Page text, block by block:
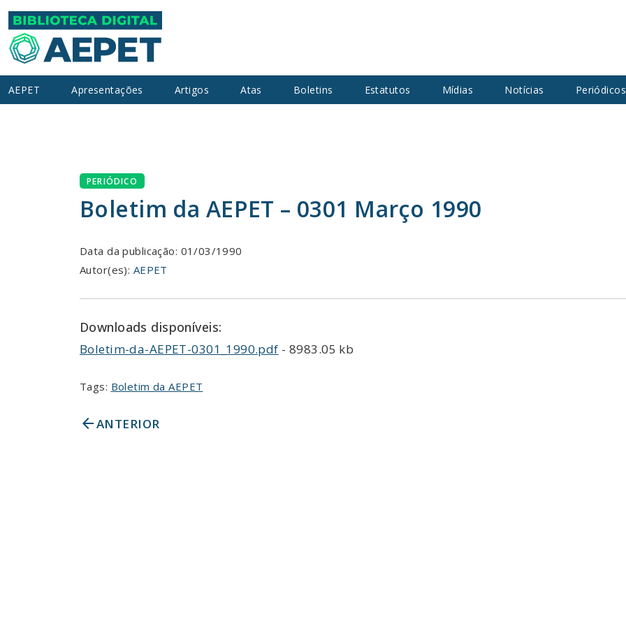
AEPET Apresentações Artigos Atas Boletins Estatutos Mídias Notícias Periódicos
PERIÓDICO
Boletim da AEPET – 0301 Março 1990
Data da publicação: 01/03/1990
Autor(es): AEPET
Downloads disponíveis:
Boletim-da-AEPET-0301_1990.pdf - 8983.05 kb
Tags: Boletim da AEPET
arrow_backANTERIOR